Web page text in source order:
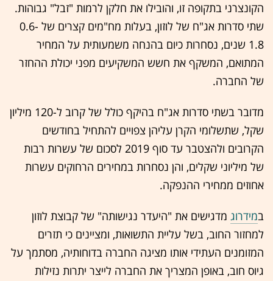
הקונצרני בתקופה זו, והובילו את חלקן לרמות "זבל" גבוהות.
שתי סדרות אג"ח של לוזון, בעלות מח"מים קצרים של 0.6-
1.8 שנים, נסחרות כיום בהנחה משמעותית על המחיר
המתואם, המשקף את חשש המשקיעים מפני יכולת ההחזר
של החברה.
מדובר בשתי סדרות אג"ח בהיקף כולל של קרוב ל-120 מיליון
שקל, שתשלומי הקרן עליהן צפויים להתחיל בחודשים
הקרובים ולהצטבר עד סוף 2019 לסכום של עשרות רבות
של מיליוני שקלים, והן נסחרות במחירים הרחוקים עשרות
אחוזים ממחירי ההנפקה.
במידרוג מדגישים את "היעדר נגישותה" של קבוצת לוזון
למחזור החוב, בשל עליית התשואות, ומציינים כי תזרים
המזומנים העתידי אותו מציגה החברה בדוחותיה, מסתמך על
גיוס חוב, באופן המצריך את החברה לייצר יתרות נזילות